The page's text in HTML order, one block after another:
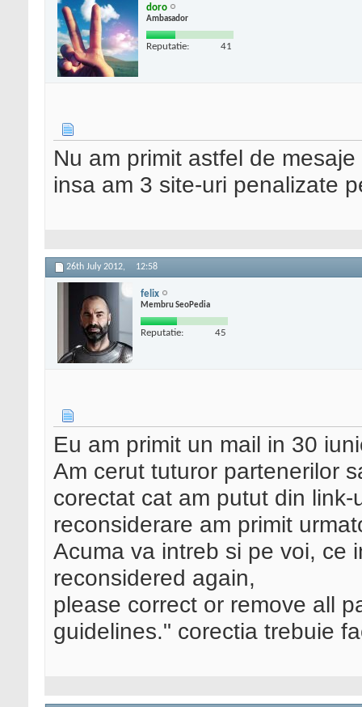
doro
Ambasador
Reputatie: 41
Nu am primit astfel de
insa am 3 site-uri penalizate
26th July 2012, 12:58
felix
Membru SeoPedia
Reputatie: 45
Eu am primit un mail in 30
Am cerut tuturor partenerilor
corectat cat am putut din
reconsiderare am primit
Acuma va intreb si pe voi, ce
reconsidered again,
please correct or remove all
guidelines." corectia trebuie